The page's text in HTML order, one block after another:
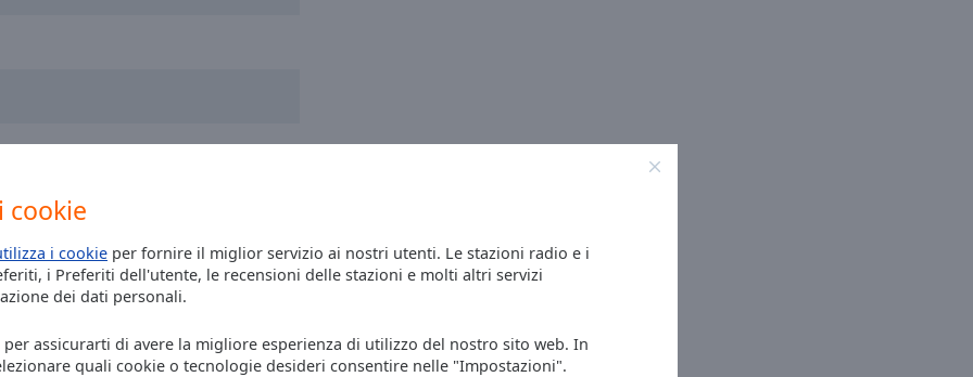
cookie
i cookie per fornire il miglior servizio ai nostri utenti. Le stazioni radio e i
i Preferiti dell'utente, le recensioni delle stazioni e molti altri servizi
dei dati personali.
per assicurarti di avere la migliore esperienza di utilizzo del nostro sito web. In
quali cookie o tecnologie desideri consentire nelle "Impostazioni".